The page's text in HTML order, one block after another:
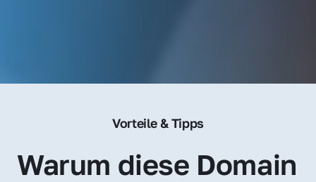
Vorteile & Tipps
Warum diese Domain